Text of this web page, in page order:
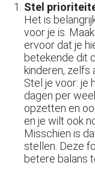
Stel
Het is
voor je is.
ervoor dat je
betekende dit
kinderen, zelfs
Stel je voor: je
dagen per
opzetten en
en je wilt ook
Misschien is
stellen. Deze
betere balans